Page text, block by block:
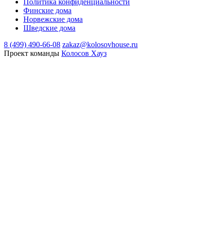
Политика конфиденциальности
Финские дома
Норвежские дома
Шведские дома
8 (499) 490-66-08 zakaz@kolosovhouse.ru
Проект команды Колосов Хауз